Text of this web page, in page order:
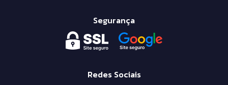
Segurança
Redes Sociais